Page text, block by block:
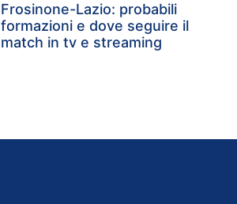
Frosinone-Lazio: probabili
formazioni e dove seguire il
match in tv e streaming